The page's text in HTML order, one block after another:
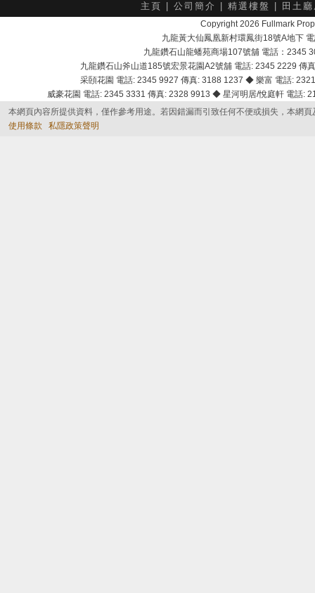
主頁 公司簡介 精選樓盤 田土
Copyright 2026 Fullmark
九龍黃大仙鳳凰新村環鳳街18號A地下
九龍鑽石山龍蟠苑商場107號舖 電話：2345
九龍鑽石山斧山道185號宏景花園A2號舖 電話: 2345 2229
采頣花園 電話: 2345 9927 傳真: 3188 1237 ◆ 樂富 電話:
威豪花園 電話: 2345 3331 傳真: 2328 9913 ◆ 星河明居/悅庭軒 電話
本網頁內容所提供資料，僅作參考用途。若因錯漏而引致任何不便或損失，本網
使用條款
私隱政策聲明